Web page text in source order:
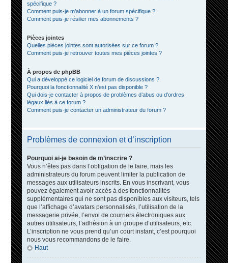
spécifique ?
Comment puis-je m’abonner à un forum spécifique ?
Comment puis-je résilier mes abonnements ?
Pièces jointes
Quelles pièces jointes sont autorisées sur ce forum ?
Comment puis-je retrouver toutes mes pièces jointes ?
À propos de phpBB
Qui a développé ce logiciel de forum de discussions ?
Pourquoi la fonctionnalité X n’est pas disponible ?
Qui dois-je contacter à propos de problèmes d’abus ou d’ordres
légaux liés à ce forum ?
Comment puis-je contacter un administrateur du forum ?
Problèmes de connexion et d’inscription
Pourquoi ai-je besoin de m’inscrire ?
Vous n’êtes pas dans l’obligation de le faire, mais les
administrateurs du forum peuvent limiter la publication de
messages aux utilisateurs inscrits. En vous inscrivant, vous
pouvez également avoir accès à des fonctionnalités
supplémentaires qui ne sont pas disponibles aux visiteurs, tels
que l’affichage d’avatars personnalisés, l’utilisation de la
messagerie privée, l’envoi de courriers électroniques aux
autres utilisateurs, l’adhésion à un groupe d’utilisateurs, etc.
L’inscription ne vous prend qu’un court instant, c’est pourquoi
nous vous recommandons de le faire.
Haut